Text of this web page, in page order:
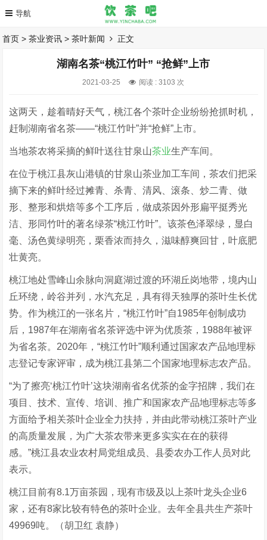
首页 >茶业资讯 >茶叶新闻 正文
湖南名茶“桃江竹叶” “抢鲜”上市
2021-03-25 阅读 :3103 次
这两天，趁着晴好天气，桃江各个茶叶企业纷纷抢抓时机，
赶制湖南省名茶——“桃江竹叶”并“抢鲜”上市。
当地茶农将采摘的鲜叶送往甘泉山茶业生产车间。
在位于桃江县灰山港镇的甘泉山茶业加工车间，茶农们把采
摘下来的鲜叶经过摊青、杀青、清风、滚条、炒二青、做
形、整形和烘焙等多个工序后，做成茶因外形扁平挺秀光
洁、形同竹叶的著名绿茶“桃江竹叶”。该茶色泽翠绿，显白
毫、汤色黄绿明亮，栗香浓而持久，滋味醇爽回甘，叶底肥
壮黄亮。
桃江地处雪峰山余脉向洞庭湖过渡的环湖丘岗地带，境内山
丘环绕，岭谷并列，水汽充足，具有得天独厚的茶叶生长优
势。作为桃江的一张名片，“桃江竹叶”自1985年创制成功
后，1987年在湖南省名茶评选中评为优质茶，1988年被评
为省名茶。2020年，“桃江竹叶”顺利通过国家农产品地理标
志登记专家评审，成为桃江县第二个国家地理标志农产品。
“为了擦亮‘桃江竹叶’这块湖南省名优茶的金字招牌，我们在
项目、技术、宣传、培训、推广和国家农产品地理标志等多
方面给予相关茶叶企业全力扶持，并由此带动桃江茶叶产业
的高质量发展，为广大茶农带来更多实实在在的获得
感。”桃江县农业农村局党组成员、县委农办工作人员对此
表示。
桃江目前有8.1万亩茶园，现有市级及以上茶叶龙头企业6
家，还有8家比较有特色的茶叶企业。去年全县共生产茶叶
49969吨。（胡卫红 袁静）